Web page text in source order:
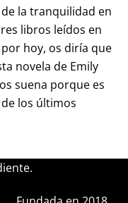
la tranquilidad en
libros leídos en
por hoy, os diría que
novela de Emily
suena porque es
los últimos